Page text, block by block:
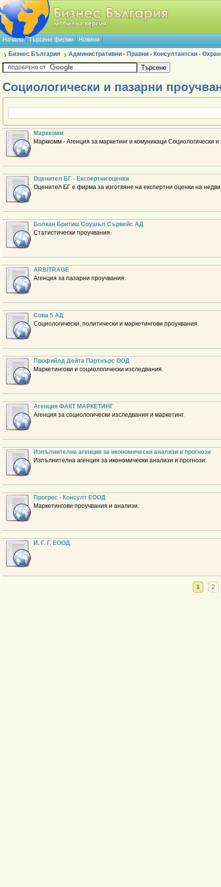
Начало Търсене фирми Новини
Бизнес България Административни - Правни - Консултантски -
Социологически и пазарни
Марккомм
Марккомм - Агенция за маркетинг и комуникаци Социологически
Оценител БГ - Експертни оценки
Оценител БГ е фирма за изготвяне на експертни оценки на
Болкан Бритиш Соушъл Сървейс АД
Статистически проучвания.
ARBITRAGE
Агенция за пазарни проучвания.
Сова 5 АД
Социологически, политически и маркетингови проучвания.
Профийлд Дейта Партнърс ООД
Маркетингови и социологически изследвания.
Агенция ФАКТ МАРКЕТИНГ
Агенция за социологически изследвания и маркетинг.
Изпълнителна агенция за икономически анализи и прогнози
Изпълнителна агенция за икономически анализи и прогнози.
Прогрес - Консулт ЕООД
Маркетингови проучвания и анализи.
И. Г. Г. ЕООД
1 2